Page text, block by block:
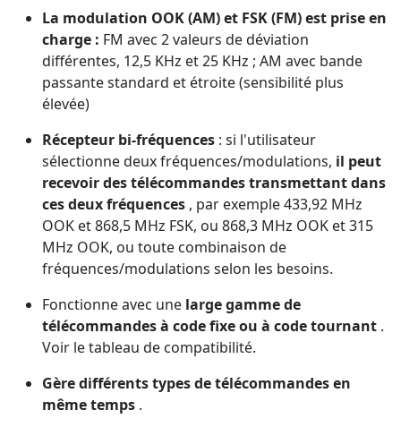
La modulation OOK (AM) et FSK (FM) est prise en
charge : FM avec 2 valeurs de déviation
différentes, 12,5 KHz et 25 KHz ; AM avec bande
passante standard et étroite (sensibilité plus
élevée)
Récepteur bi-fréquences : si l'utilisateur
sélectionne deux fréquences/modulations, il peut
recevoir des télécommandes transmettant dans
ces deux fréquences , par exemple 433,92 MHz
OOK et 868,5 MHz FSK, ou 868,3 MHz OOK et 315
MHz OOK, ou toute combinaison de
fréquences/modulations selon les besoins.
Fonctionne avec une large gamme de
télécommandes à code fixe ou à code tournant .
Voir le tableau de compatibilité.
Gère différents types de télécommandes en
même temps .